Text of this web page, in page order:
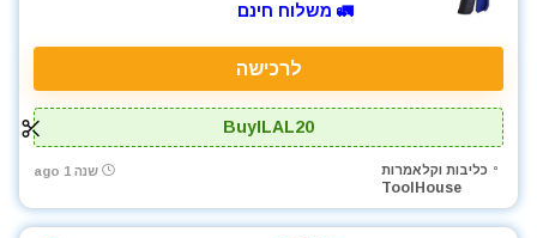
🚛 משלוח חינם
לרכישה
BuyILAL20
כליבות וקלאמרות
ToolHouse
שנה 1 ago